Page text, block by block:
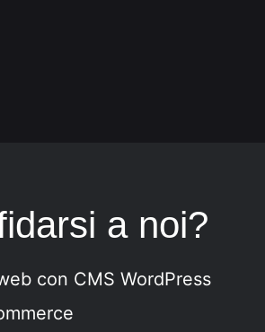
a noi?
con CMS WordPress